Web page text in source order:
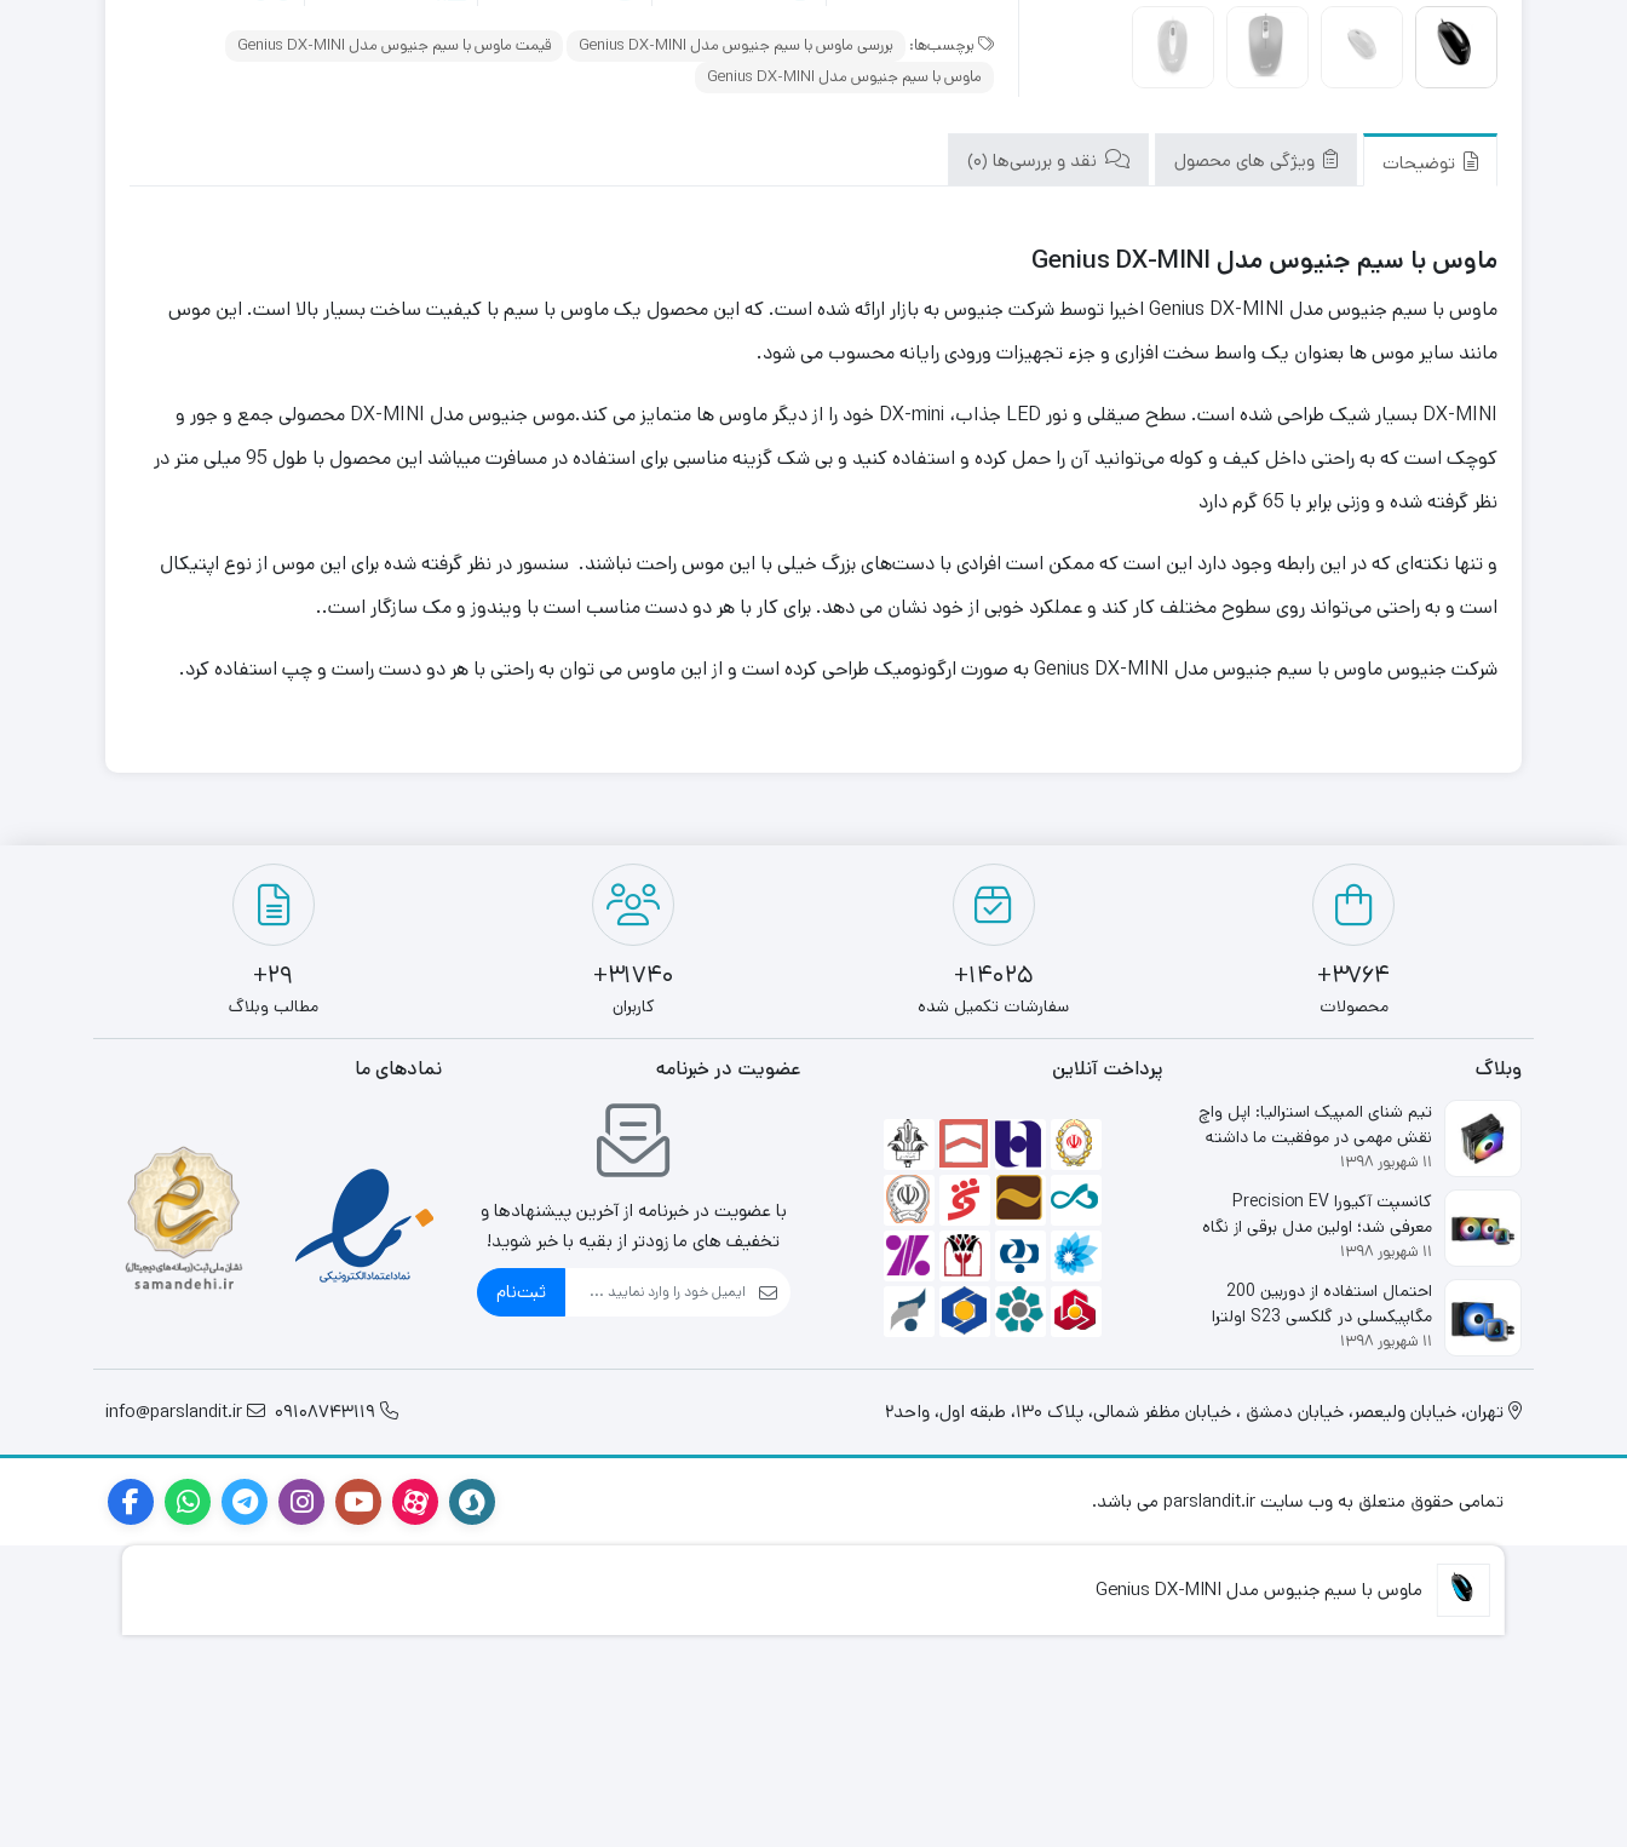
برچسب‌ها: بررسی ماوس با سیم جنیوس مدل Genius DX-MINI
قیمت ماوس با سیم جنیوس مدل Genius DX-MINI
ماوس با سیم جنیوس مدل Genius DX-MINI
توضیحات ویژگی های محصول نقد و بررسی‌ها (0)
ماوس با سیم جنیوس مدل Genius DX-MINI
ماوس با سیم جنیوس مدل Genius DX-MINI اخیرا توسط شرکت جنیوس به بازار ارائه شده است. که این محصول یک ماوس با سیم با کیفیت ساخت بسیار بالا است. این موس
مانند سایر موس ها بعنوان یک واسط سخت افزاری و جزء تجهیزات ورودی رایانه محسوب می شود.
DX-MINI بسیار شیک طراحی شده است. سطح صیقلی و نور LED جذاب، DX-mini خود را از دیگر ماوس ها متمایز می کند.موس جنیوس مدل DX-MINI محصولی جمع و جور و
کوچک است که به راحتی داخل کیف و کوله می‌توانید آن را حمل کرده و استفاده کنید و بی شک گزینه مناسبی برای استفاده در مسافرت میباشد این محصول با طول 95 میلی متر در
نظر گرفته شده و وزنی برابر با 65 گرم دارد
و تنها نکته‌ای که در این رابطه وجود دارد این است که ممکن است افرادی با دست‌های بزرگ خیلی با این موس راحت نباشند. سنسور در نظر گرفته شده برای این موس از نوع اپتیکال
است و به راحتی می‌تواند روی سطوح مختلف کار کند و عملکرد خوبی از خود نشان می دهد. برای کار با هر دو دست مناسب است با ویندوز و مک سازگار است..
شرکت جنیوس ماوس با سیم جنیوس مدل Genius DX-MINI به صورت ارگونومیک طراحی کرده است و از این ماوس می توان به راحتی با هر دو دست راست و چپ استفاده کرد.
3764+
محصولات
14025+
سفارشات تکمیل شده
31740+
کاربران
29+
مطالب وبلاگ
وبلاگ
تیم شنای المپیک استرالیا: اپل واچ
نقش مهمی در موفقیت ما داشته
است
۱۱ شهریور ۱۳۹۸
کانسپت آکیورا Precision EV
معرفی شد؛ اولین مدل برقی از نگاه
شاخه لوکس هوندا
۱۱ شهریور ۱۳۹۸
احتمال استفاده از دوربین 200
مگاپیکسلی در گلکسی S23 اولترا
قوت گرفت
۱۱ شهریور ۱۳۹۸
پرداخت آنلاین عضویت در خبرنامه
با عضویت در خبرنامه از آخرین پیشنهادها و
تخفیف های ما زودتر از بقیه با خبر شوید!
ثبت‌نام
نمادهای ما
تهران، خيابان وليعصر، خیابان دمشق ، خیابان مظفر شمالی، پلاک 130، طبقه اول، واحد2 09108743119
info@parslandit.ir
تمامی حقوق متعلق به وب سایت parslandit.ir می باشد.
ماوس با سیم جنیوس مدل Genius DX-MINI